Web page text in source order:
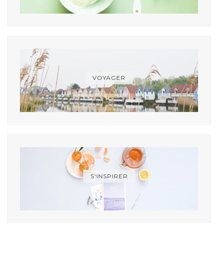
VOYAGER
S'INSPIRER